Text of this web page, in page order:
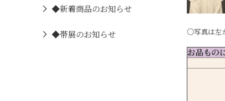
○写真は左
お品もの
◆新着商品のお知らせ
◆帯展のお知らせ